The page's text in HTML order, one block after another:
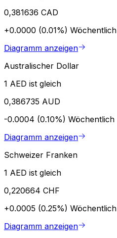
0,381636 CAD
+0.0000 (0.01%) Wöchentlich
Diagramm anzeigen
Australischer Dollar
1 AED ist gleich
0,386735 AUD
-0.0004 (0.10%) Wöchentlich
Diagramm anzeigen
Schweizer Franken
1 AED ist gleich
0,220664 CHF
+0.0005 (0.25%) Wöchentlich
Diagramm anzeigen